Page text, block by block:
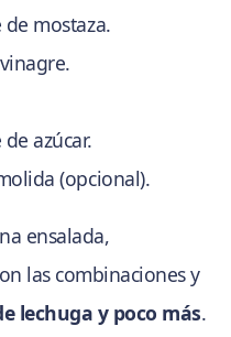
mostaza.
azúcar.
(opcional).
ensalada,
las combinaciones y
lechuga y poco más.